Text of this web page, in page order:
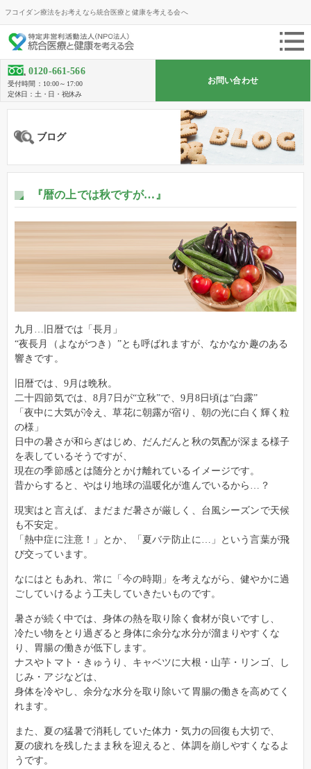
フコイダン療法をお考えなら統合医療と健康を考える会へ
0120-661-566
受付時間：10:00～17:00
定休日：土・日・祝休み
お問い合わせ
ブログ
『暦の上では秋ですが…』
九月…旧暦では「長月」
“夜長月（よながつき）”とも呼ばれますが、なかなか趣のある
響きです。
旧暦では、9月は晩秋。
二十四節気では、8月7日が“立秋”で、9月8日頃は“白露”
「夜中に大気が冷え、草花に朝露が宿り、朝の光に白く輝く粒
の様」
日中の暑さが和らぎはじめ、だんだんと秋の気配が深まる様子
を表しているそうですが、
現在の季節感とは随分とかけ離れているイメージです。
昔からすると、やはり地球の温暖化が進んでいるから…？
現実はと言えば、まだまだ暑さが厳しく、台風シーズンで天候
も不安定。
「熱中症に注意！」とか、「夏バテ防止に…」という言葉が飛
び交っています。
なにはともあれ、常に「今の時期」を考えながら、健やかに過
ごしていけるよう工夫していきたいものです。
暑さが続く中では、身体の熱を取り除く食材が良いですし、
冷たい物をとり過ぎると身体に余分な水分が溜まりやすくな
り、胃腸の働きが低下します。
ナスやトマト・きゅうり、キャベツに大根・山芋・リンゴ、し
じみ・アジなどは、
身体を冷やし、余分な水分を取り除いて胃腸の働きを高めてく
れます。
また、夏の猛暑で消耗していた体力・気力の回復も大切で、
夏の疲れを残したまま秋を迎えると、体調を崩しやすくなるよ
うです。